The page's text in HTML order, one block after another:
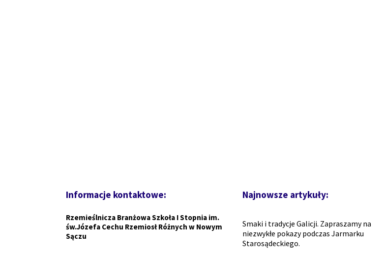
Informacje kontaktowe:
Rzemieślnicza Branżowa Szkoła I Stopnia im.
św.Józefa Cechu Rzemiosł Różnych w Nowym
Sączu
Najnowsze artykuły:
Smaki i tradycje Galicji. Zapraszamy na
niezwykłe pokazy podczas Jarmarku
Starosądeckiego.